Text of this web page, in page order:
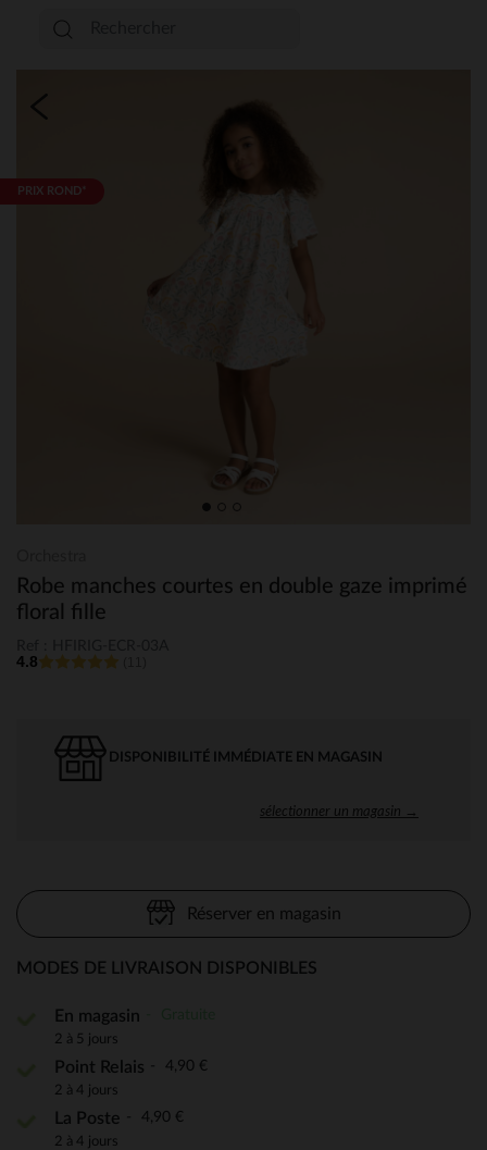
PRIX ROND*
Robe manches courtes en double gaze imprimé
floral fille
4.8
DISPONIBILITÉ IMMÉDIATE EN MAGASIN
sélectionner un magasin →
Réserver en magasin
MODES DE LIVRAISON DISPONIBLES
En magasin
2 à 5 jours
Point Relais 4,90 €
2 à 4 jours
La Poste 4,90 €
2 à 4 jours